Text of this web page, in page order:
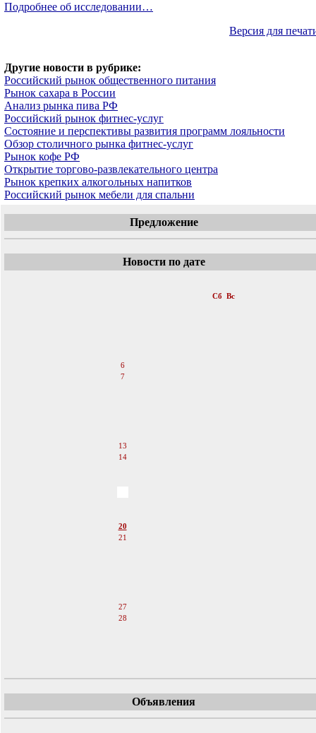
Подробнее об исследовании…
Версия для
Другие новости в рубрике:
Российский рынок общественного питания
Рынок сахара в России
Анализ рынка пива РФ
Российский рынок фитнес-услуг
Cостояние и перспективы развития программ лояльности
Обзор столичного рынка фитнес-услуг
Рынок кофе РФ
Открытие торгово-развлекательного центра
Рынок крепких алкогольных напитков
Российский рынок мебели для спальни
Предложение
Новости по дате
Сб Вс
6
7
13
14
20
21
27
28
Объявления